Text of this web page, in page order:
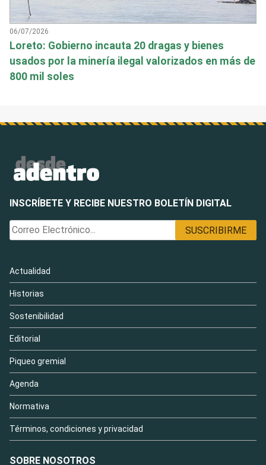
06/07/2026
Loreto: Gobierno incauta 20 dragas y bienes
usados por la minería ilegal valorizados en más de
800 mil soles
INSCRÍBETE Y RECIBE NUESTRO BOLETÍN DIGITAL
Actualidad
Historias
Sostenibilidad
Editorial
Piqueo gremial
Agenda
Normativa
Términos, condiciones y privacidad
SOBRE NOSOTROS